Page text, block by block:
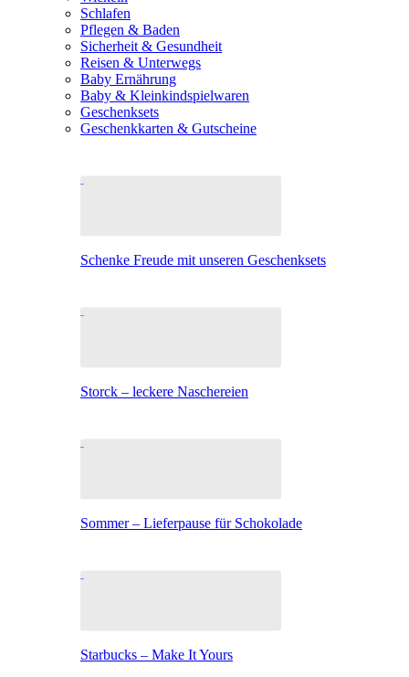
Schlafen
Pflegen & Baden
Sicherheit & Gesundheit
Reisen & Unterwegs
Baby Ernährung
Baby & Kleinkindspielwaren
Geschenksets
Geschenkkarten & Gutscheine
Schenke Freude mit unseren Geschenksets
Storck – leckere Naschereien
Sommer – Lieferpause für Schokolade
Starbucks – Make It Yours